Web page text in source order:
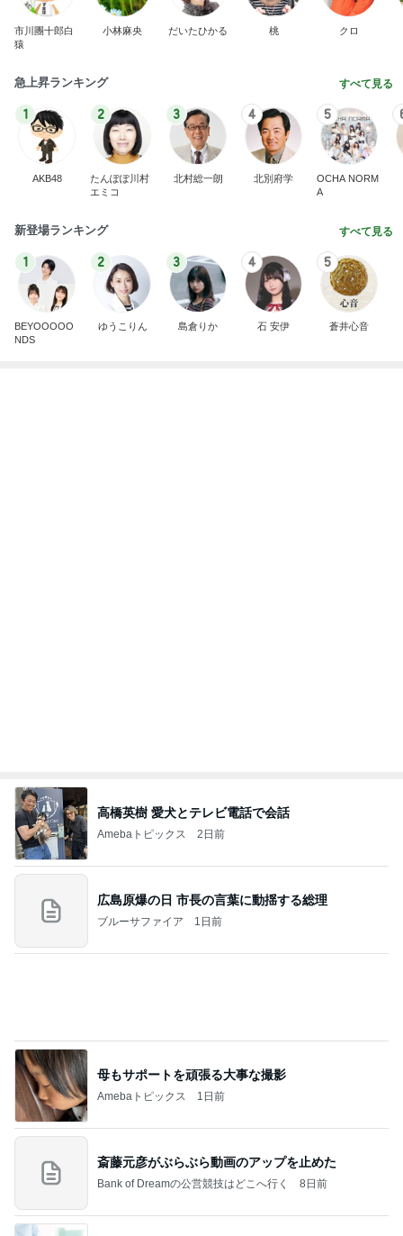
市川團十郎白
猿
小林麻央 だいたひかる 桃 クロ
急上昇ランキング すべて見る
1
AKB48
2
たんぽぽ川村
エミコ
3
北村総一朗
4
北別府学
5
OCHA NORM
A
新登場ランキング すべて見る
1
BEYOOOOO
NDS
2
ゆうこりん
3
島倉りか
4
石 安伊
5
蒼井心音
高橋英樹 愛犬とテレビ電話で会話
Amebaトピックス 2日前
広島原爆の日 市長の言葉に動揺する総理
ブルーサファイア 1日前
母もサポートを頑張る大事な撮影
Amebaトピックス 1日前
斎藤元彦がぶらぶら動画のアップを止めた
Bank of Dreamの公営競技はどこへ行く 8日前